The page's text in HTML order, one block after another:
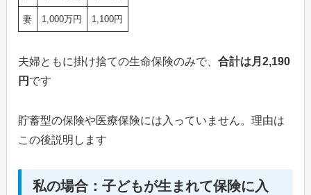
妻 1,000万円 1,100円
夫婦ともに掛け捨ての生命保険のみで、 合計は月2,190
円 です
貯蓄型の保険や医療保険には入っていません。理由は
この後説明します
私の場合：子どもが生まれて保険に入